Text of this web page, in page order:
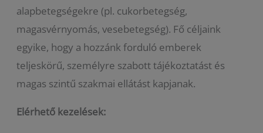
alapbetegségekre (pl. cukorbetegség,
magasvérnyomás, vesebetegség). Fő céljaink
egyike, hogy a hozzánk forduló emberek
teljeskörű, személyre szabott tájékoztatást és
magas szintű szakmai ellátást kapjanak.
Elérhető kezelések: